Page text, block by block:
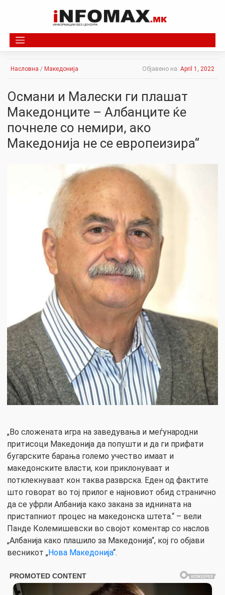
Насловна / Македонија Објавено на: April 1, 2022
Османи и Малески ги плашат
Македонците – Албанците ќе
почнеле со немири, ако
Македонија не се европеизира“
„Во сложената игра на заведувања и меѓународни
притисоци Македонија да попушти и да ги прифати
бугарските барања големо учество имаат и
македонските власти, кои приклонуваат и
потклекнуваат кон таква разврска. Еден од фактите
што говорат во тој прилог е најновиот обид странично
да се уфрли Албанија како закана за иднината на
пристапниот процес на македонска штета.“ – вели
Панде Колемишевски во својот коментар со наслов
„Албанија како плашило за Македонија“, кој го објави
весникот „Нова Македонија“.